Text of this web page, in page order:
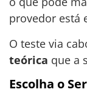
provedor está
O teste via
teórica que a
Escolha o